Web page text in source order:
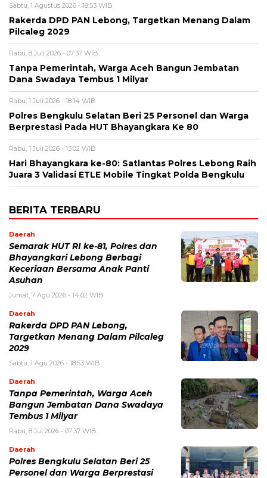
Sabtu, 1 Agustus 2026 - 18:53 WIB
Rakerda DPD PAN Lebong, Targetkan Menang Dalam
Pilcaleg 2029
Rabu, 8 Juli 2026 - 07:37 WIB
Tanpa Pemerintah, Warga Aceh Bangun Jembatan
Dana Swadaya Tembus 1 Milyar
Rabu, 1 Juli 2026 - 18:14 WIB
Polres Bengkulu Selatan Beri 25 Personel dan Warga
Berprestasi Pada HUT Bhayangkara Ke 80
Rabu, 1 Juli 2026 - 13:02 WIB
Hari Bhayangkara ke-80: Satlantas Polres Lebong Raih
Juara 3 Validasi ETLE Mobile Tingkat Polda Bengkulu
BERITA TERBARU
Daerah
Semarak HUT RI ke-81, Polres dan
Bhayangkari Lebong Berbagi
Keceriaan Bersama Anak Panti
Asuhan
Jumat, 7 Agu 2026 - 14:02 WIB
Daerah
Rakerda DPD PAN Lebong,
Targetkan Menang Dalam Pilcaleg
2029
Sabtu, 1 Agu 2026 - 18:53 WIB
Daerah
Tanpa Pemerintah, Warga Aceh
Bangun Jembatan Dana Swadaya
Tembus 1 Milyar
Rabu, 8 Jul 2026 - 07:37 WIB
Daerah
Polres Bengkulu Selatan Beri 25
Personel dan Warga Berprestasi